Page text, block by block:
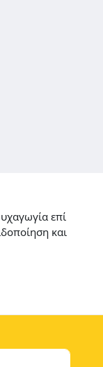
επί
και